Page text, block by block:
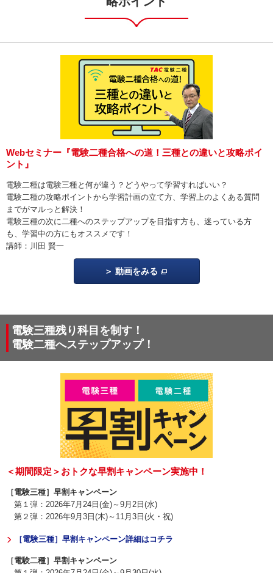
Webセミナー『電験二種合格への道！三種との違いと攻略ポイ
ント』
電験二種は電験三種と何が違う？どうやって学習すればいい？
電験二種の攻略ポイントから学習計画の立て方、学習上のよくある質問
までがマルっと解決！
電験三種の次に二種へのステップアップを目指す方も、迷っている方
も、学習中の方にもオススメです！
講師：川田 賢一
動画をみる
電験三種残り科目を制す！
電験二種へステップアップ！
＜期間限定＞おトクな早割キャンペーン実施中！
［電験三種］早割キャンペーン
第１弾：2026年7月24日(金)～9月2日(水)
第２弾：2026年9月3日(木)～11月3日(火・祝)
［電験三種］早割キャンペーン詳細はコチラ
［電験二種］早割キャンペーン